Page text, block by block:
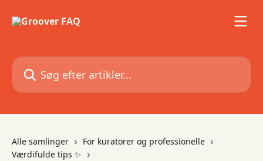
Søg efter artikler...
Alle samlinger
For kuratorer og professionelle
Værdifulde tips ✨